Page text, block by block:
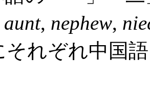
aunt, nephew,
それぞれ中国